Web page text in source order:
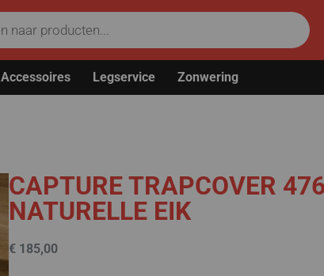
Accessoires Legservice Zonwering
CAPTURE TRAPCOVER
NATURELLE EIK
€185,00